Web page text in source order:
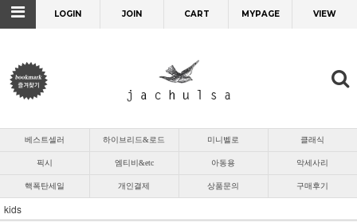
LOGIN JOIN CART MYPAGE VIEW
베스트셀러 하이브리드&로드 미니벨로 클래식
픽시 엠티비&etc 아동용 악세사리
핵폭탄세일 개인결제 상품문의 구매후기
kids